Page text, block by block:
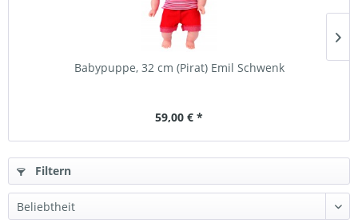
Babypuppe, 32 cm (Pirat) Emil Schwenk
59,00 € *
Filtern